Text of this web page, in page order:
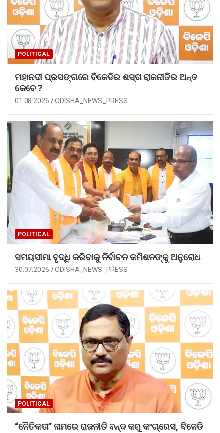
POLITICAL
ମହାନଦୀ ପ୍ରସଙ୍ଗରେ ବିଜେଡିର ଶସ୍ତା ରାଜନୀତିର ଅନ୍ତ
କେବେ ?
01.08.2026 ODISHA_NEWS_PRESS
POLITICAL
ସମୟସୀମା ବୃଦ୍ଧି କରିବାକୁ ନିର୍ବାଚନ କମିଶନଙ୍କୁ ଅନୁରୋଧ
30.07.2026 ODISHA_NEWS_PRESS
POLITICAL
“ନୈତିକତା” ନାମରେ ରାଜନୀତି ବନ୍ଦ କରୁ କଂଗ୍ରେସ, ବିଜେଡି